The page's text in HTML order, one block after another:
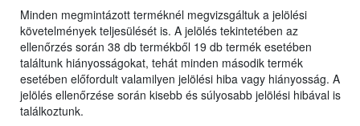
Minden megmintázott terméknél megvizsgáltuk a jelölési
követelmények teljesülését is. A jelölés tekintetében az
ellenőrzés során 38 db termékből 19 db termék esetében
találtunk hiányosságokat, tehát minden második termék
esetében előfordult valamilyen jelölési hiba vagy hiányosság. A
jelölés ellenőrzése során kisebb és súlyosabb jelölési hibával is
találkoztunk.